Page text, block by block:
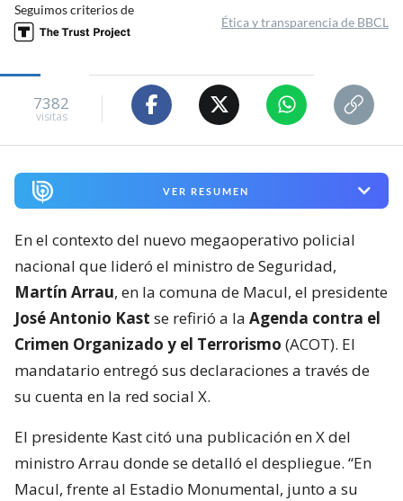
Seguimos criterios de
Ética y transparencia de BBCL
7382
visitas
VER RESUMEN
En el contexto del nuevo megaoperativo policial
nacional que lideró el ministro de Seguridad,
Martín Arrau, en la comuna de Macul, el presidente
José Antonio Kast se refirió a la Agenda contra el
Crimen Organizado y el Terrorismo (ACOT). El
mandatario entregó sus declaraciones a través de
su cuenta en la red social X.
El presidente Kast citó una publicación en X del
ministro Arrau donde se detalló el despliegue. “En
Macul, frente al Estadio Monumental, junto a su